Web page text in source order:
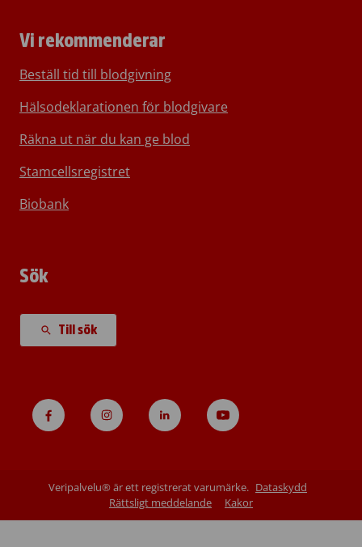
Vi rekommenderar
Beställ tid till blodgivning
Hälsodeklarationen för blodgivare
Räkna ut när du kan ge blod
Stamcellsregistret
Biobank
Sök
Till sök
Veripalvelu® är ett registrerat varumärke. Dataskydd
Rättsligt meddelande
Kakor